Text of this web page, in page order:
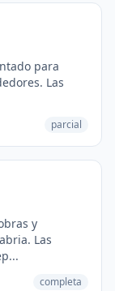
para
Las
parcial
y
Las
completa